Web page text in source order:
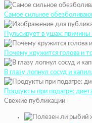
Самое сильное
Пульсирует в ушах:
Почему кружится голова и
В глазу лопнул сосуд и
Продукты при подагре:
Свежие публикации